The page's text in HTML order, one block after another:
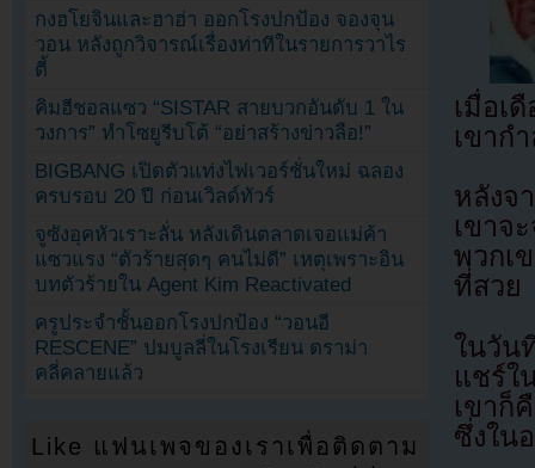
เมื่อเ
เขาก
หลังจ
เขาจ
พวกเ
ที่สวย
ในวัน
แชร์ใ
เขาก็
ซึ่งใน
กงฮโยจินและฮาฮ่า ออกโรงปกป้อง จองจุน
วอน หลังถูกวิจารณ์เรื่องท่าทีในรายการวาไร
ตี้
คิมฮีชอลแซว “SISTAR สายบวกอันดับ 1 ใน
วงการ” ทำโซยูรีบโต้ “อย่าสร้างข่าวลือ!”
BIGBANG เปิดตัวแท่งไฟเวอร์ชั่นใหม่ ฉลอง
ครบรอบ 20 ปี ก่อนเวิลด์ทัวร์
จูซังอุคหัวเราะลั่น หลังเดินตลาดเจอแม่ค้า
แซวแรง “ตัวร้ายสุดๆ คนไม่ดี” เหตุเพราะอิน
บทตัวร้ายใน Agent Kim Reactivated
ครูประจำชั้นออกโรงปกป้อง “วอนอี
RESCENE” ปมบูลลี่ในโรงเรียน ดราม่า
คลี่คลายแล้ว
Like แฟนเพจของเราเพื่อติดตาม